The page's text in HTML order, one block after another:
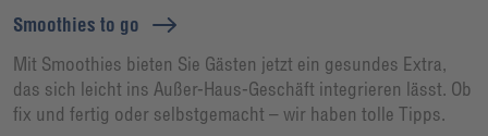
Smoothies to go
Mit Smoothies bieten Sie Gästen jetzt ein gesundes Extra,
das sich leicht ins Außer-Haus-Geschäft integrieren lässt. Ob
fix und fertig oder selbstgemacht – wir haben tolle Tipps.